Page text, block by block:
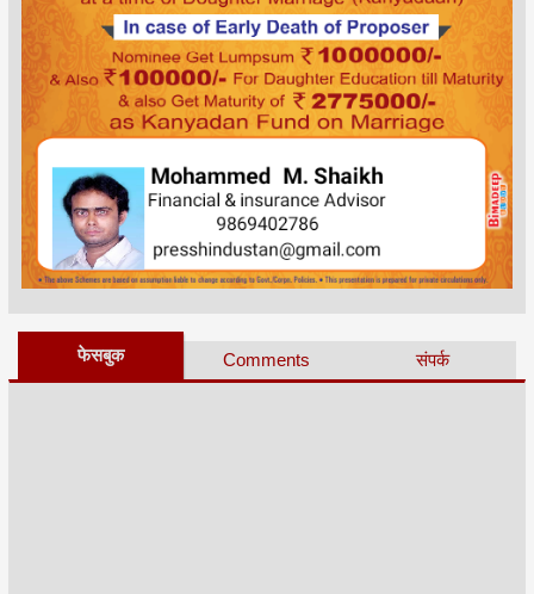
फेसबुक Comments संपर्क